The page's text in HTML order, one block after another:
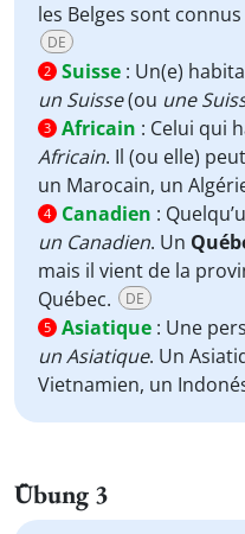
les Belges sont
DE
2 Suisse : Un(e)
un Suisse(ou une
3 Africain : Celui qui
Africain. Il (ou elle)
un Marocain, un
4 Canadien :
un Canadien. Un
mais il vient de la
Québec.
DE
5 Asiatique : Une
un Asiatique. Un
Vietnamien, un
Übung 3